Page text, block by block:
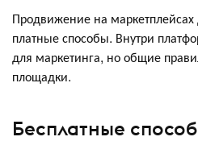
Продвижение на
платные способы. Внутри
для маркетинга, но общие
площадки.
Бесплатные